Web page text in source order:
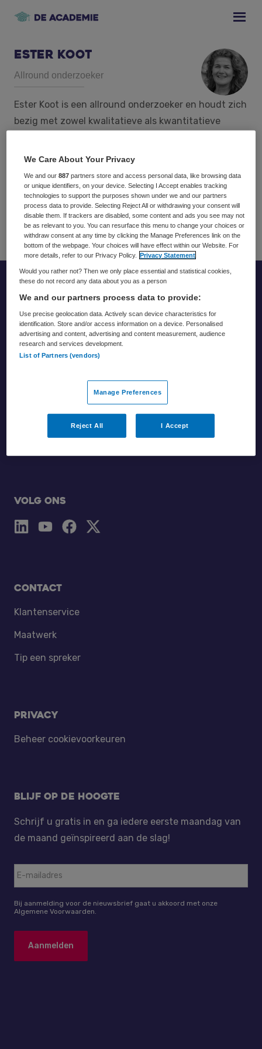
Ester Koot
Allround onderzoeker
Ester Koot is een allround onderzoeker en houdt zich
bezig met zowel kwalitatieve als kwantitatieve
onderzoek waarbij het gaat om motivatie van
voert Ester imago- en
klanttevredenheidsonderzoeken uit, vooral voor de
dienstverlenende en business-to-businesssector.
Volg ons
Contact
Klantenservice
Maatwerk
Tip een spreker
Privacy
Beheer cookievoorkeuren
Blijf op de hoogte
Schrijf u gratis in en ga iedere eerste maandag van
de maand geïnspireerd aan de slag!
Bij aanmelding voor de nieuwsbrief gaat u akkoord met onze
Algemene Voorwaarden.
We Care About Your Privacy
We and our887 partners store and access personal data, like browsing data
or unique identifiers, on your device. Selecting I Accept enables tracking
technologies to support the purposes shown under we and our partners
process data to provide. Selecting Reject All or withdrawing your consent will
disable them. If trackers are disabled, some content and ads you see may not
be as relevant to you. You can resurface this menu to change your choices or
withdraw consent at any time by clicking the Manage Preferences link on the
bottom of the webpage. Your choices will have effect within our Website. For
more details, refer to our Privacy Policy.
Privacy Statement
Would you rather not? Then we only place essential and statistical cookies,
these do not record any data about you as a person
We and our partners process data to provide:
Use precise geolocation data. Actively scan device characteristics for
identification. Store and/or access information on a device. Personalised
advertising and content, advertising and content measurement, audience
research and services development.
List of Partners (vendors)
Manage Preferences
Reject All I Accept